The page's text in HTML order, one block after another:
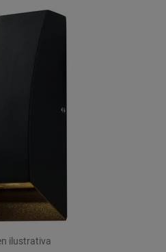
ilustrativa